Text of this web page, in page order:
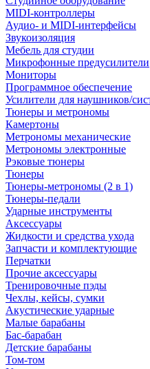
MIDI-контроллеры
Аудио- и MIDI-интерфейсы
Звукоизоляция
Мебель для студии
Микрофонные предусилители
Мониторы
Программное обеспечение
Усилители для наушников/
Тюнеры и метрономы
Камертоны
Метрономы механические
Метрономы электронные
Рэковые тюнеры
Тюнеры
Тюнеры-метрономы (2 в 1)
Тюнеры-педали
Ударные инструменты
Аксессуары
Жидкости и средства ухода
Запчасти и комплектующие
Перчатки
Прочие аксессуары
Тренировочные пэды
Чехлы, кейсы, сумки
Акустические ударные
Mалые барабаны
Бас-барабан
Детские барабаны
Том-том